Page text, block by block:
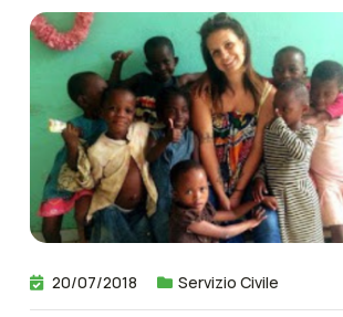
20/07/2018 Servizio Civile